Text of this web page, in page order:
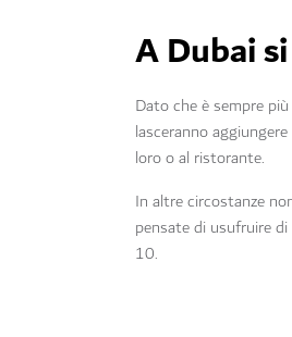
A Dubai
Dato che è sempre
lasceranno
loro o al ristorante.
In altre circostanze
pensate di usufruire
10.